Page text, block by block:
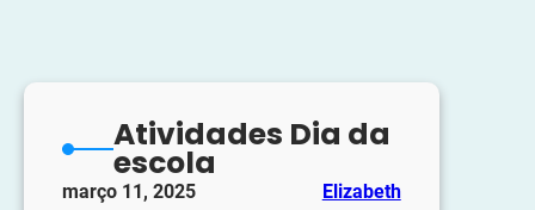
Atividades Dia da
escola
março 11, 2025
Elizabeth